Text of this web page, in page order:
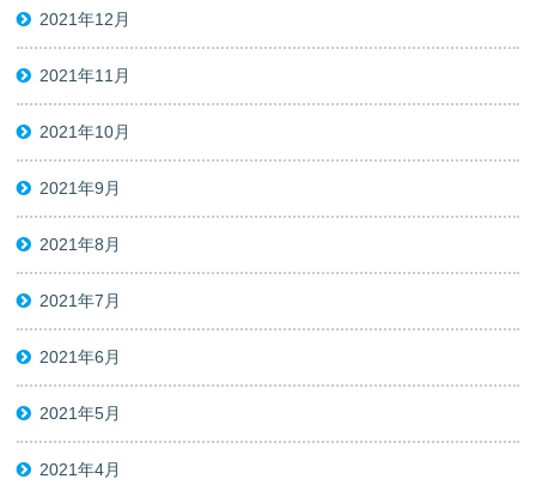
2021年12月
2021年11月
2021年10月
2021年9月
2021年8月
2021年7月
2021年6月
2021年5月
2021年4月